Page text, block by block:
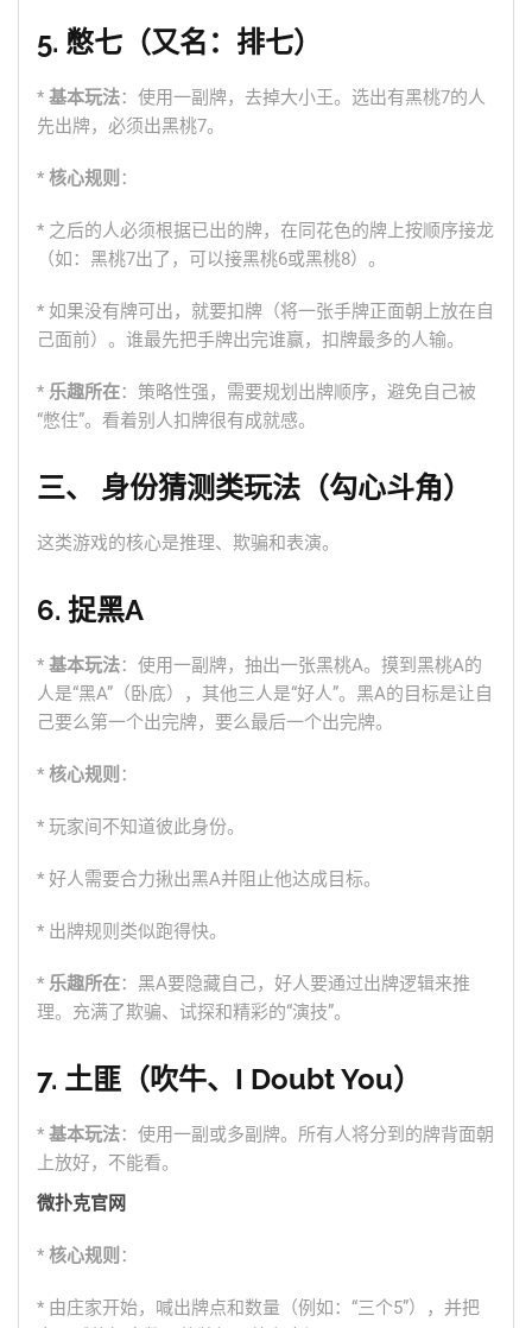
5. 憋七（又名：排七）
* 基本玩法：使用一副牌，去掉大小王。选出有黑桃7的人
先出牌，必须出黑桃7。
* 核心规则 ：
* 之后的人必须根据已出的牌，在同花色的牌上按顺序接龙
（如：黑桃7出了，可以接黑桃6或黑桃8）。
* 如果没有牌可出，就要扣牌（将一张手牌正面朝上放在自
己面前）。谁最先把手牌出完谁赢，扣牌最多的人输。
* 乐趣所在：策略性强，需要规划出牌顺序，避免自己被
“憋住”。看着别人扣牌很有成就感。
三、 身份猜测类玩法（勾心斗角）
这类游戏的核心是推理、欺骗和表演。
6. 捉黑A
* 基本玩法：使用一副牌，抽出一张黑桃A。摸到黑桃A的
人是“黑A”（卧底），其他三人是“好人”。黑A的目标是让自
己要么第一个出完牌，要么最后一个出完牌。
* 核心规则 ：
* 玩家间不知道彼此身份。
* 好人需要合力揪出黑A并阻止他达成目标。
* 出牌规则类似跑得快。
* 乐趣所在：黑A要隐藏自己，好人要通过出牌逻辑来推
理。充满了欺骗、试探和精彩的“演技”。
7. 土匪（吹牛、I Doubt You）
* 基本玩法：使用一副或多副牌。所有人将分到的牌背面朝
上放好，不能看。
微扑克官网
* 核心规则 ：
* 由庄家开始，喊出牌点和数量（例如：“三个5”），并把